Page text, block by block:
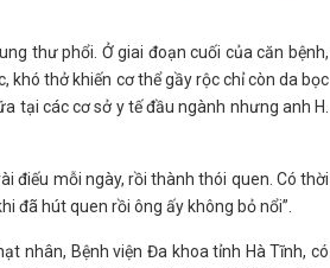
thư phổi. Ở giai đoạn cuối của căn bệnh,
thở khiến cơ thể gầy rộc chỉ còn da bọc
tại các cơ sở y tế đầu ngành nhưng anh H.
điếu mỗi ngày, rồi thành thói quen. Có thời
đã hút quen rồi ông ấy không bỏ nổi”.
nhân, Bệnh viện Đa khoa tỉnh Hà Tĩnh, có